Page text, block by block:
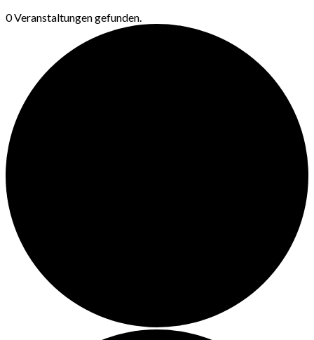
0 Veranstaltungen gefunden.